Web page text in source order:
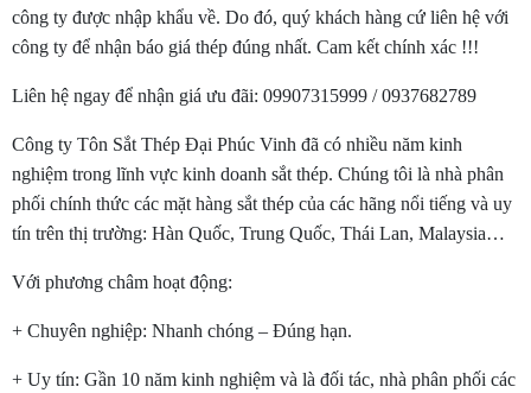
công ty được nhập khẩu về. Do đó, quý khách hàng cứ liên hệ với
công ty để nhận báo giá thép đúng nhất. Cam kết chính xác !!!
Liên hệ ngay để nhận giá ưu đãi: 09907315999 / 0937682789
Công ty Tôn Sắt Thép Đại Phúc Vinh đã có nhiều năm kinh
nghiệm trong lĩnh vực kinh doanh sắt thép. Chúng tôi là nhà phân
phối chính thức các mặt hàng sắt thép của các hãng nổi tiếng và uy
tín trên thị trường: Hàn Quốc, Trung Quốc, Thái Lan, Malaysia…
Với phương châm hoạt động:
+ Chuyên nghiệp: Nhanh chóng – Đúng hạn.
+ Uy tín: Gần 10 năm kinh nghiệm và là đối tác, nhà phân phối các